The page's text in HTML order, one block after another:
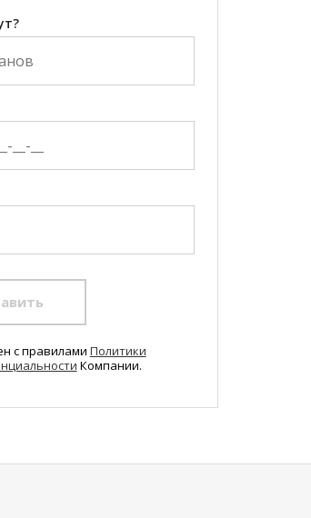
c правилами Политики
Компании.